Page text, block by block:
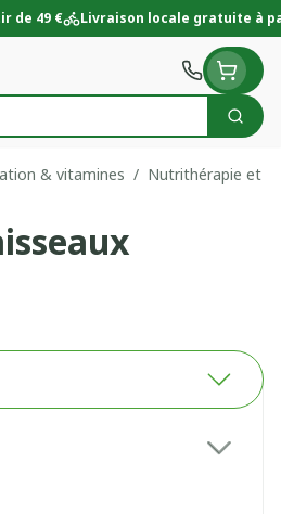
de 49 € Livraison locale gratuite à
& vitamines / Nutrithérapie et